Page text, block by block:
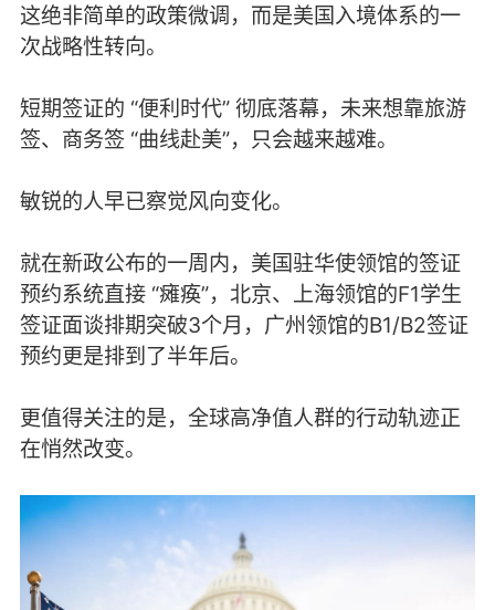
这绝非简单的政策微调，而是美国入境体系的一
次战略性转向。
短期签证的 “便利时代” 彻底落幕，未来想靠旅游
签、商务签 “曲线赴美”，只会越来越难。
敏锐的人早已察觉风向变化。
就在新政公布的一周内，美国驻华使领馆的签证
预约系统直接 “瘫痪”，北京、上海领馆的F1学生
签证面谈排期突破3个月，广州领馆的B1/B2签证
预约更是排到了半年后。
更值得关注的是，全球高净值人群的行动轨迹正
在悄然改变。